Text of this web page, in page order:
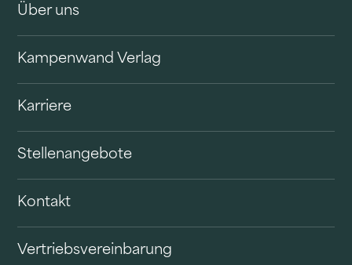
Über uns
Kampenwand Verlag
Karriere
Stellenangebote
Kontakt
Vertriebsvereinbarung